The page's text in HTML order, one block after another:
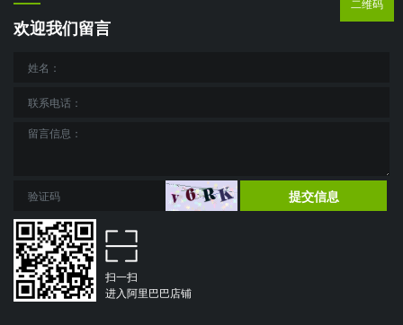
欢迎我们留言
提交信息
扫一扫
进入阿里巴巴店铺
二维码